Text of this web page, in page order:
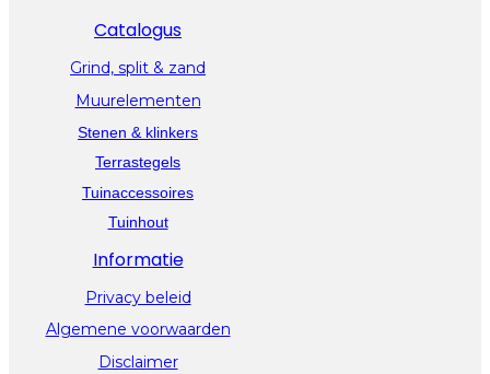
Catalogus
Grind, split & zand
Muurelementen
Stenen & klinkers
Terrastegels
Tuinaccessoires
Tuinhout
Informatie
Privacy beleid
Algemene voorwaarden
Disclaimer